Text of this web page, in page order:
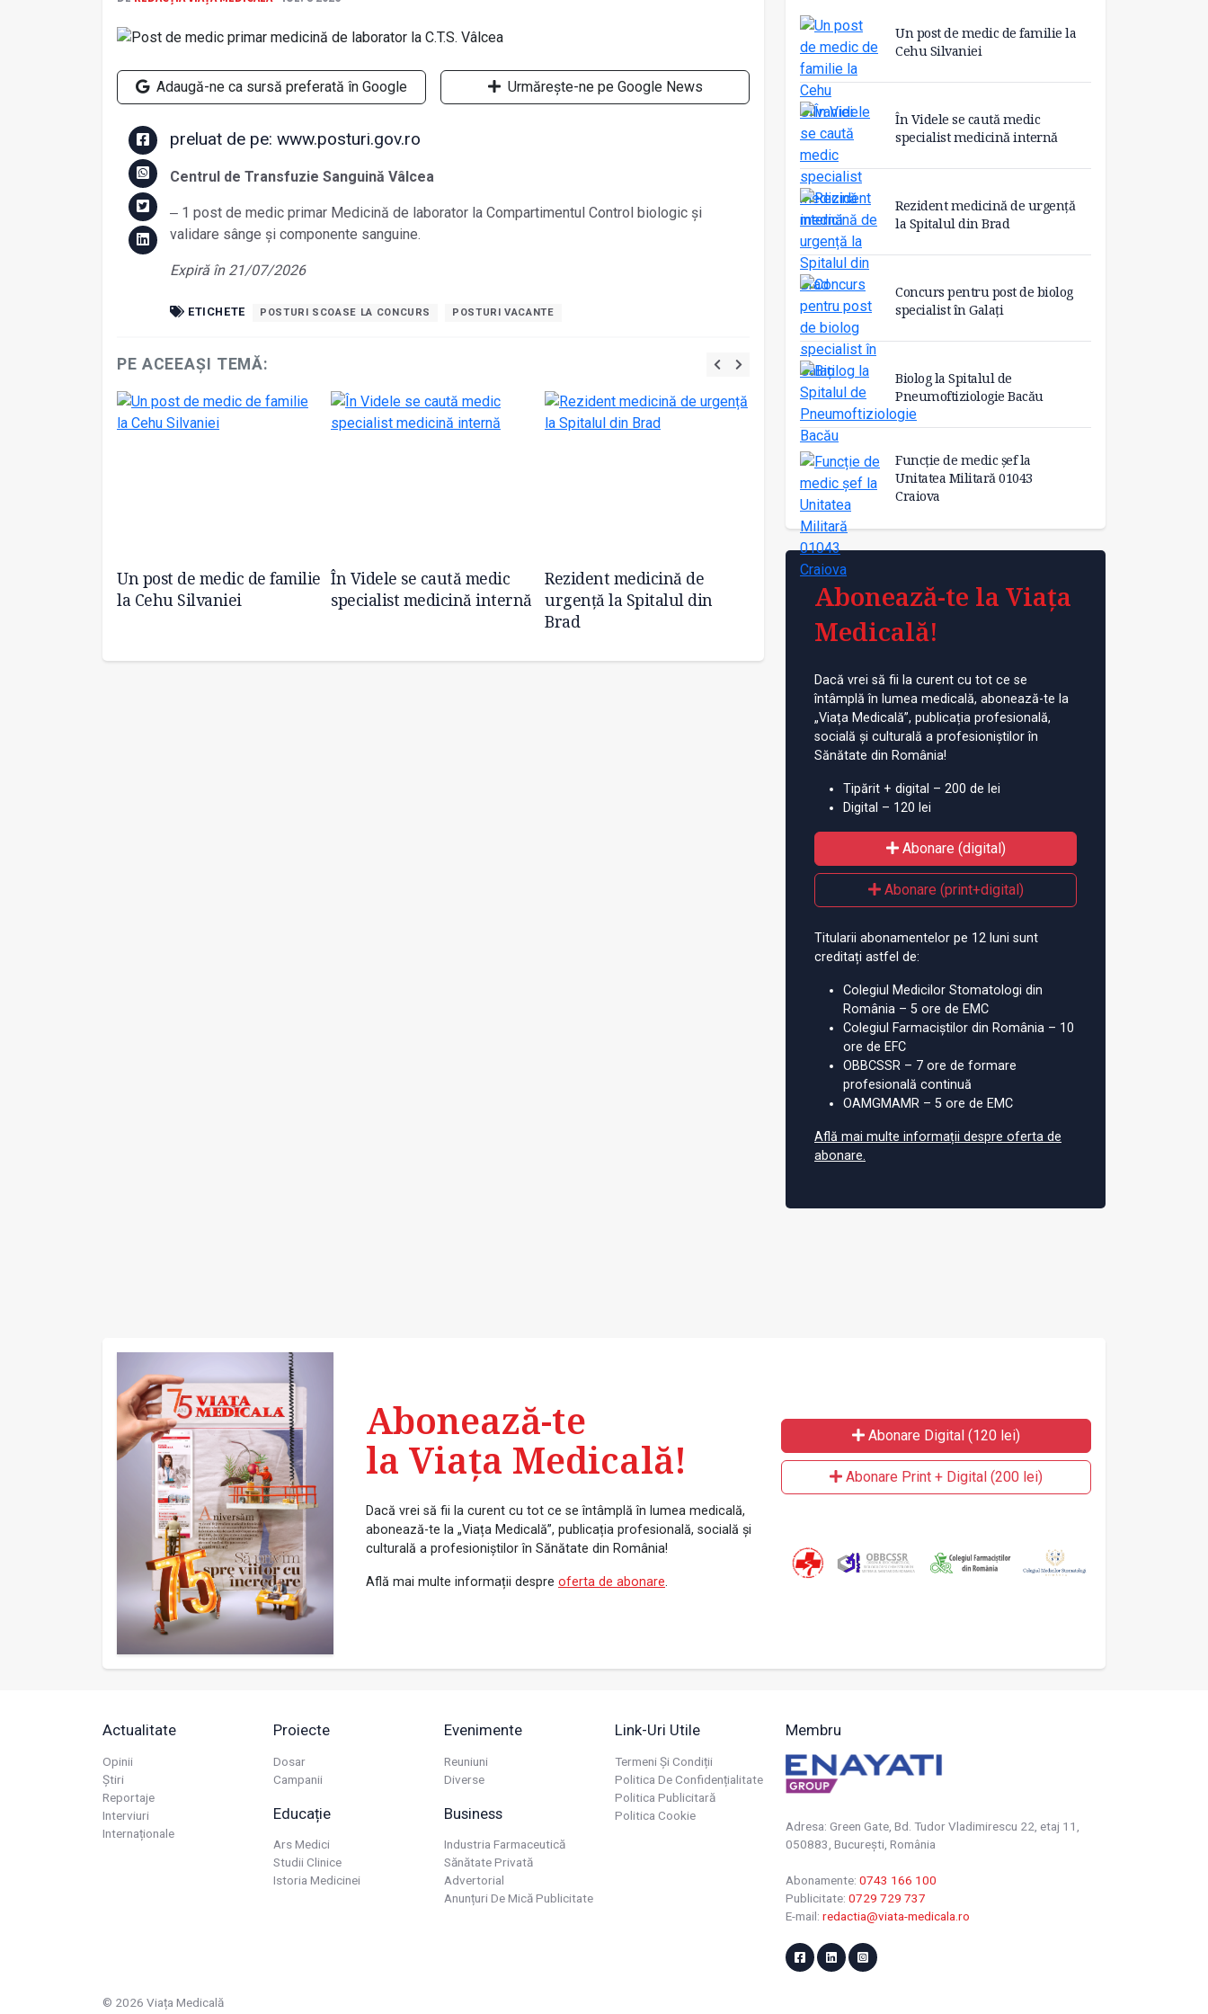
Adaugă-ne ca sursă preferată în Google Urmărește-ne pe Google News
preluat de pe: www.posturi.gov.ro
Centrul de Transfuzie Sanguină Vâlcea
‒ 1 post de medic primar Medicină de laborator la Compartimentul Control biologic și
validare sânge și componente sanguine.
Expiră în 21/07/2026
ETICHETE POSTURI SCOASE LA CONCURS POSTURI VACANTE
PE ACEEAȘI TEMĂ:
Un post de medic de familie
la Cehu Silvaniei
În Videle se caută medic
specialist medicină internă
Rezident medicină de
urgență la Spitalul din
Brad
Concurs pentru post de
biolog specialist în Galați
Pneumoftiziologie Bacău
Un post de medic de familie la
Cehu Silvaniei
În Videle se caută medic
specialist medicină internă
Rezident medicină de urgență
la Spitalul din Brad
Concurs pentru post de biolog
specialist în Galați
Biolog la Spitalul de
Pneumoftiziologie Bacău
Funcție de medic șef la
Unitatea Militară 01043
Craiova
Abonează-te la Viața
Medicală!
Dacă vrei să fii la curent cu tot ce se
întâmplă în lumea medicală, abonează-te la
„Viața Medicală”, publicația profesională,
socială și culturală a profesioniștilor în
Sănătate din România!
Tipărit + digital – 200 de lei
Digital – 120 lei
Abonare (digital)
Abonare (print+digital)
Titularii abonamentelor pe 12 luni sunt
creditați astfel de:
Colegiul Medicilor Stomatologi din
România – 5 ore de EMC
Colegiul Farmaciștilor din România – 10
ore de EFC
OBBCSSR – 7 ore de formare
profesională continuă
OAMGMAMR – 5 ore de EMC
Află mai multe informații despre oferta de
abonare.
Abonează-te
la Viața Medicală!
Dacă vrei să fii la curent cu tot ce se întâmplă în lumea medicală,
abonează-te la „Viața Medicală”, publicația profesională, socială și
culturală a profesioniștilor în Sănătate din România!
Află mai multe informații despre oferta de abonare.
Abonare Digital (120 lei)
Abonare Print + Digital (200 lei)
Actualitate
Opinii
Știri
Reportaje
Interviuri
Internaționale
Proiecte
Dosar
Campanii
Educație
Ars Medici
Studii Clinice
Istoria Medicinei
Evenimente
Reuniuni
Diverse
Business
Industria Farmaceutică
Sănătate Privată
Advertorial
Anunțuri De Mică Publicitate
Link-Uri Utile
Termeni Și Condiții
Politica De Confidențialitate
Politica Publicitară
Politica Cookie
Membru
Adresa: Green Gate, Bd. Tudor Vladimirescu 22, etaj 11,
050883, Bucureşti, România
Abonamente: 0743 166 100
Publicitate: 0729 729 737
E-mail: redactia@viata-medicala.ro
© 2026 Viața Medicală